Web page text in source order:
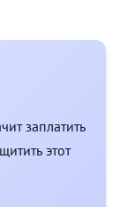
заплатить
этот